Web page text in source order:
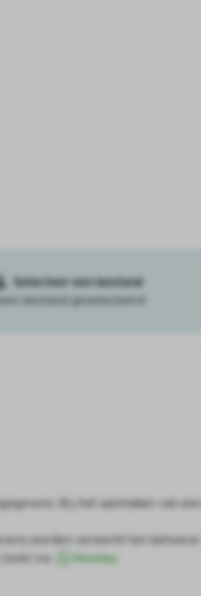
bestand geselecteerd
Selecteer een bestand
Bij het aanmaken van
worden verwerkt ten
via